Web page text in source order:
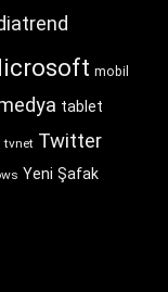
mobil
tablet
tvnet Twitter
Yeni Şafak